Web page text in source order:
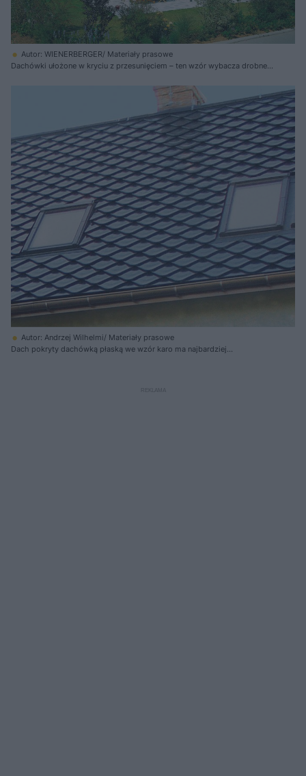
Autor: WIENERBERGER/ Materiały prasowe
Dachówki ułożone w kryciu z przesunięciem – ten wzór wybacza drobne
Autor: Andrzej Wilhelmi/ Materiały prasowe
Dach pokryty dachówką płaską we wzór karo ma najbardziej